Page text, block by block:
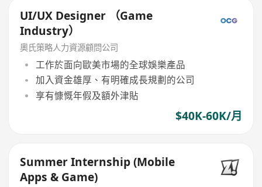
UI/UX Designer （Game
Industry）
奧氏策略人力資源顧問公司
工作於面向歐美市場的全球娛樂產品
加入資金雄厚、有明確成長規劃的公司
享有慷慨年假及額外津貼
$40K-60K/月
Summer Internship (Mobile
Apps & Game)